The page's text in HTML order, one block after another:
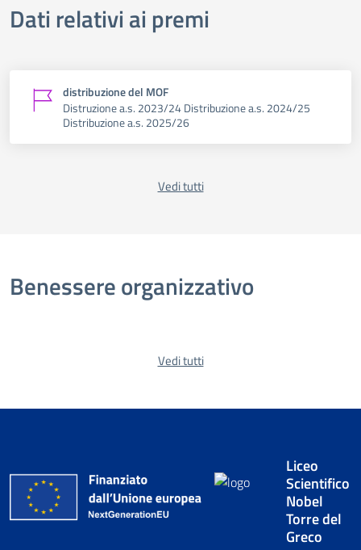
Dati relativi ai premi
distribuzione del MOF
Distruzione a.s. 2023/24 Distribuzione a.s. 2024/25
Distribuzione a.s. 2025/26
Vedi tutti
Benessere organizzativo
Vedi tutti
Liceo
Scientifico
Nobel
Torre del
Greco